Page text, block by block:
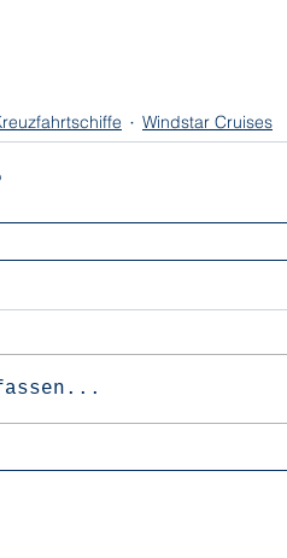
Windstar Cruises